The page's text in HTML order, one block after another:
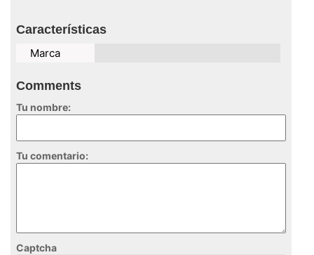
Características
Marca
Comments
Tu nombre:
Tu comentario:
Captcha